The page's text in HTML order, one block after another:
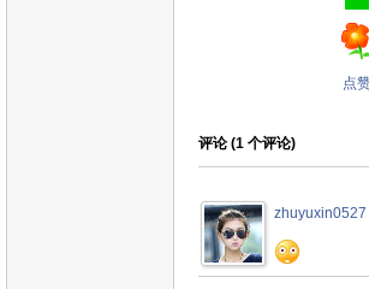
点
评论 (1 个评论)
zhuyuxin0527